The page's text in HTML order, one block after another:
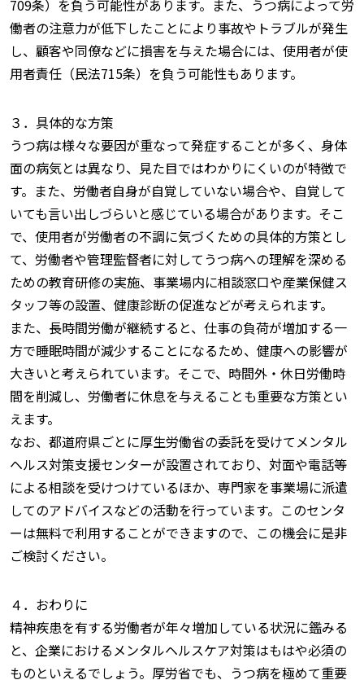
709条）を負う可能性があります。また、うつ病によって労
働者の注意力が低下したことにより事故やトラブルが発生
し、顧客や同僚などに損害を与えた場合には、使用者が使
用者責任（民法715条）を負う可能性もあります。
３．具体的な方策
うつ病は様々な要因が重なって発症することが多く、身体
面の病気とは異なり、見た目ではわかりにくいのが特徴で
す。また、労働者自身が自覚していない場合や、自覚して
いても言い出しづらいと感じている場合があります。そこ
で、使用者が労働者の不調に気づくための具体的方策とし
て、労働者や管理監督者に対してうつ病への理解を深める
ための教育研修の実施、事業場内に相談窓口や産業保健ス
タッフ等の設置、健康診断の促進などが考えられます。
また、長時間労働が継続すると、仕事の負荷が増加する一
方で睡眠時間が減少することになるため、健康への影響が
大きいと考えられています。そこで、時間外・休日労働時
間を削減し、労働者に休息を与えることも重要な方策とい
えます。
なお、都道府県ごとに厚生労働省の委託を受けてメンタル
ヘルス対策支援センターが設置されており、対面や電話等
による相談を受けつけているほか、専門家を事業場に派遣
してのアドバイスなどの活動を行っています。このセンタ
ーは無料で利用することができますので、この機会に是非
ご検討ください。
４．おわりに
精神疾患を有する労働者が年々増加している状況に鑑みる
と、企業におけるメンタルヘルスケア対策はもはや必須の
ものといえるでしょう。厚労省でも、うつ病を極めて重要